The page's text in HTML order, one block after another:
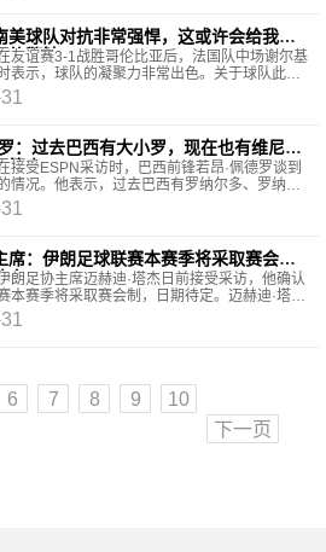
美球队对抗非常强悍，这或许会给我们
的警钟
友谊赛3-1战胜哥伦比亚后，法国队中场谢尔基
表示，球队的凝聚力非常出色。关于球队此次
体表现谢尔基：“我们之间相处得非
：过去巴西有大小罗，现在也有维尼修
等人
接受ESPN采访时，巴西前锋若昂·佩德罗谈到
情况。他表示，过去巴西有罗纳尔多、罗纳尔
里奥这样的球员，现在也有维尼修斯
席：伊朗足球联赛本赛季将采取赛会
定
朗足协主席迈赫迪·塔杰日前接受采访，他确认
本赛季将采取赛会制，日期待定。迈赫迪·塔杰
赛的启动事宜解释道：“今天我
6 7 8 9
10
下一页